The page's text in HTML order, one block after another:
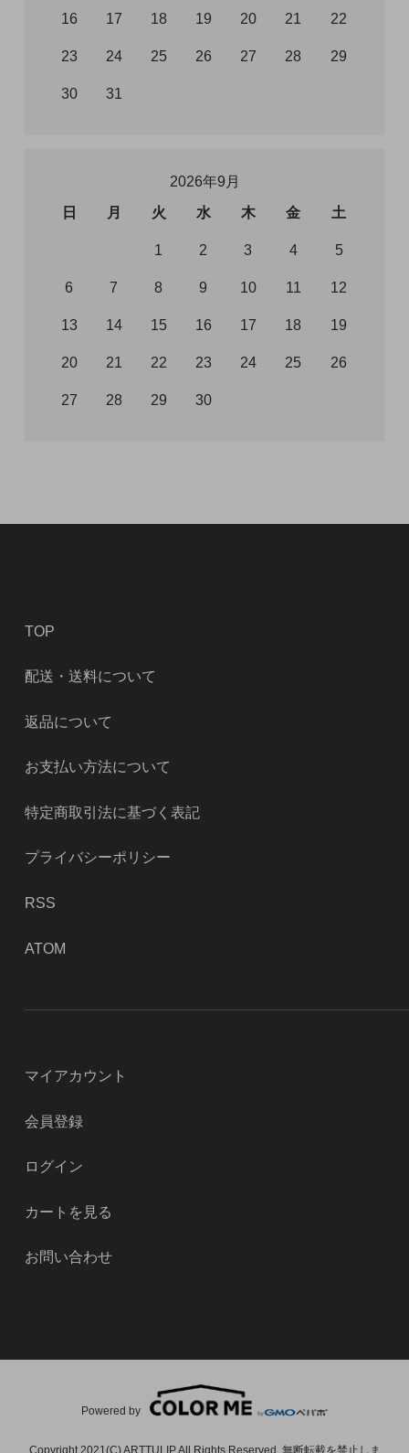
16 17 18 19 20 21 22
23 24 25 26 27 28 29
30 31
2026年9月
日
月 火 水 木 金 土
1 2 3 4 5
6 7 8 9 10 11 12
13 14 15 16 17 18 19
20 21 22 23 24 25 26
27 28 29 30
TOP
配送・送料について
返品について
お支払い方法について
特定商取引法に基づく表記
プライバシーポリシー
RSS
ATOM
マイアカウント
会員登録
ログイン
カートを見る
お問い合わせ
Copyright 2021(C) ARTTULIP All Rights Reserved. 無断転載を禁止しま
Powered by